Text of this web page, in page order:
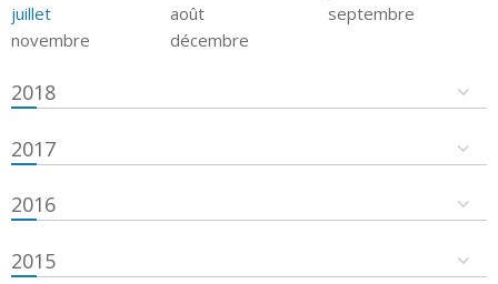
juillet
août
septembre
novembre
décembre
2018
2017
2016
2015